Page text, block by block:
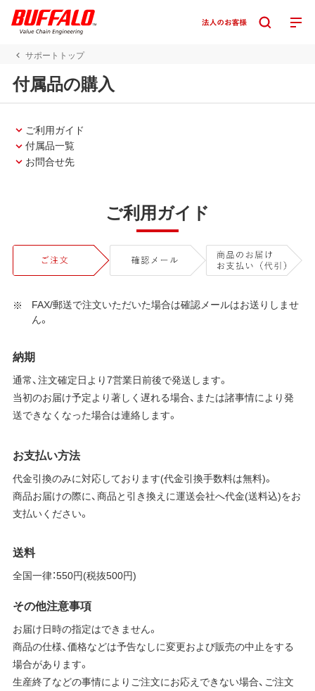
サポートトップ
付属品の購入
ご利用ガイド
付属品一覧
お問合せ先
ご利用ガイド
FAX/郵送で注文いただいた場合は確認メールはお送りしませ
ん。
納期
通常、注文確定日より7営業日前後で発送します。
当初のお届け予定より著しく遅れる場合、または諸事情により発
送できなくなった場合は連絡します。
お支払い方法
代金引換のみに対応しております(代金引換手数料は無料)。
商品お届けの際に、商品と引き換えに運送会社へ代金(送料込)をお
支払いください。
送料
全国一律：550円(税抜500円)
その他注意事項
お届け日時の指定はできません。
商品の仕様、価格などは予告なしに変更および販売の中止をする
場合があります。
生産終了などの事情によりご注文にお応えできない場合、ご注文